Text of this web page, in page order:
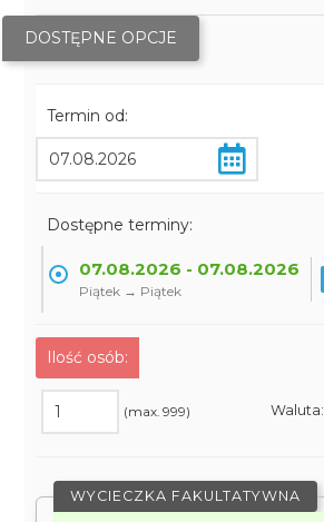
DOSTĘPNE OPCJE
Termin od:
Dostępne terminy:
07.08.2026 - 07.08.2026
Piątek → Piątek
Ilość osób:
(max. 999) Waluta:
WYCIECZKA FAKULTATYWNA